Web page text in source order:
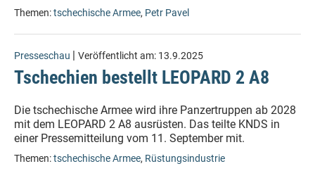
Themen:tschechische Armee, Petr Pavel
Presseschau | Veröffentlicht am: 13.9.2025
Tschechien bestellt LEOPARD 2 A8
Die tschechische Armee wird ihre Panzertruppen ab 2028
mit dem LEOPARD 2 A8 ausrüsten. Das teilte KNDS in
einer Pressemitteilung vom 11. September mit.
Themen:tschechische Armee, Rüstungsindustrie